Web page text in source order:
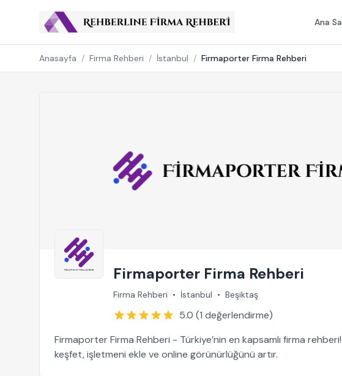
Ana
Anasayfa / Firma Rehberi / İstanbul / Firmaporter Firma Rehberi
Firmaporter Firma Rehberi
Firma Rehberi • İstanbul • Beşiktaş
5.0 (1 değerlendirme)
Firmaporter Firma Rehberi - Türkiye’nin en kapsamlı firma
keşfet, işletmeni ekle ve online görünürlüğünü artır.